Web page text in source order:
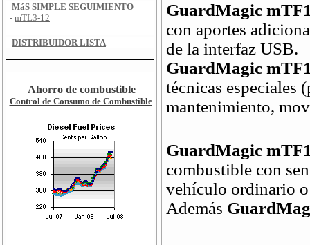
MáS SIMPLE SEGUIMIENTO
- mTL3-12
DISTRIBUIDOR LISTA
Ahorro de combustible
Control de Consumo de Combustible
GuardMagic
con aportes
de la interfaz USB.
GuardMagic
técnicas especiales
mantenimiento,
GuardMagic
combustible con
vehículo ordinario
Además